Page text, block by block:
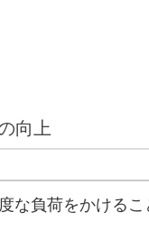
向上
な負荷をかける